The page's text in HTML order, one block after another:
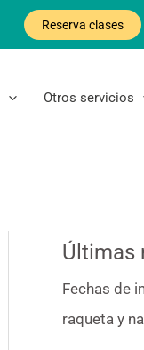
Reserva clases
Otros servicios
Últimas
Fechas de
raqueta y